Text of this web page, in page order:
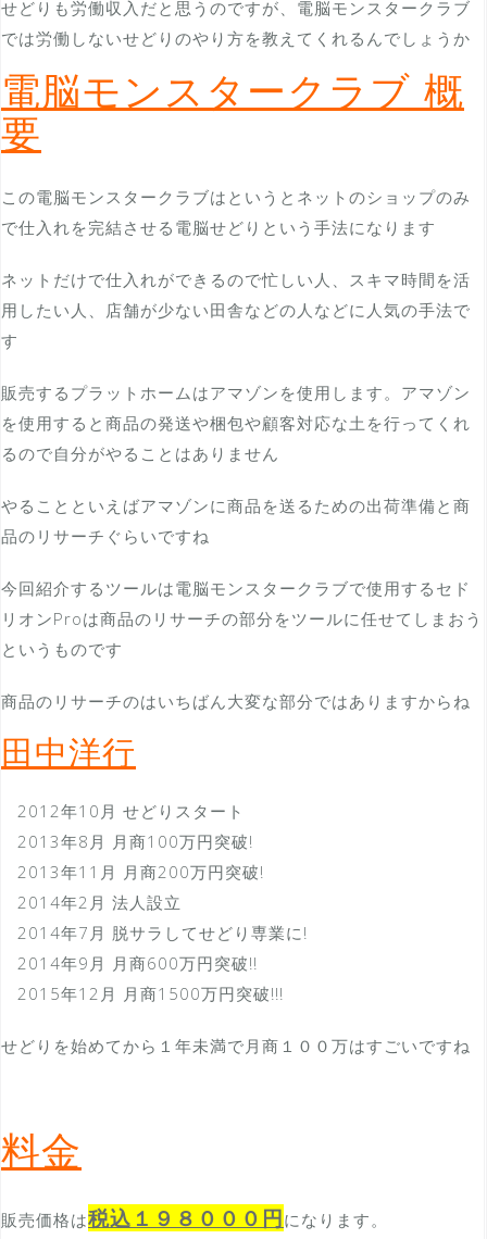
せどりも労働収入だと思うのですが、電脳モンスタークラブ
では労働しないせどりのやり方を教えてくれるんでしょうか
電脳モンスタークラブ 概
要
この電脳モンスタークラブはというとネットのショップのみ
で仕入れを完結させる電脳せどりという手法になります
ネットだけで仕入れができるので忙しい人、スキマ時間を活
用したい人、店舗が少ない田舎などの人などに人気の手法で
す
販売するプラットホームはアマゾンを使用します。アマゾン
を使用すると商品の発送や梱包や顧客対応な土を行ってくれ
るので自分がやることはありません
やることといえばアマゾンに商品を送るための出荷準備と商
品のリサーチぐらいですね
今回紹介するツールは電脳モンスタークラブで使用するセド
リオンProは商品のリサーチの部分をツールに任せてしまおう
というものです
商品のリサーチのはいちばん大変な部分ではありますからね
田中洋行
2012年10月 せどりスタート
2013年8月 月商100万円突破!
2013年11月 月商200万円突破!
2014年2月 法人設立
2014年7月 脱サラしてせどり専業に!
2014年9月 月商600万円突破!!
2015年12月 月商1500万円突破!!!
せどりを始めてから１年未満で月商１００万はすごいですね
料金
販売価格は税込１９８０００円になります。